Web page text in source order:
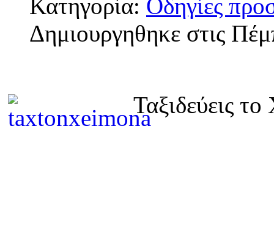
Κατηγορία: Οδηγίες
Δημιουργηθηκε στις
Ταξιδεύεις